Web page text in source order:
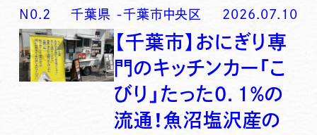
N0. 2 千葉県 -千葉市中央区 2026.07.10
【千葉市】おにぎり専
門のキッチンカー「こ
びり」たった0．1％の
流通！魚沼塩沢産の